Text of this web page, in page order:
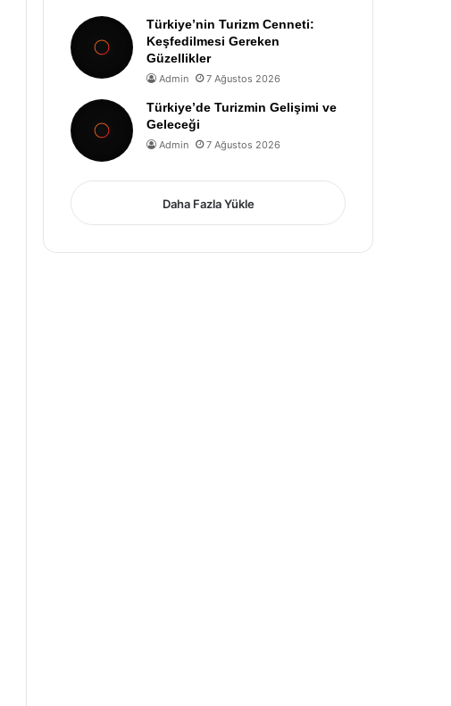
Türkiye’nin Turizm Cenneti:
Keşfedilmesi Gereken
Güzellikler
Admin 7 Ağustos 2026
Türkiye’de Turizmin Gelişimi ve
Geleceği
Admin 7 Ağustos 2026
Daha Fazla Yükle